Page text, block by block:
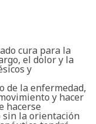
cura para la
el dolor y la
y
de la enfermedad,
y hacer
hacerse
sin la orientación